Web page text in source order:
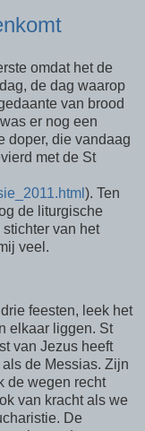
omdat het de
de dag waarop
van brood
er nog een
doper, die vandaag
met de St
). Ten
de liturgische
van het
veel.
feesten, leek het
elkaar liggen. St
van Jezus heeft
de Messias. Zijn
de wegen recht
van kracht als we
De